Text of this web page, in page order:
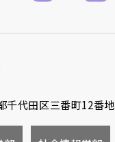
代田区三番町12番地